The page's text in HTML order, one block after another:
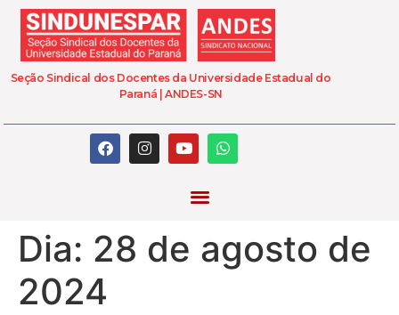
Seção Sindical dos Docentes da Universidade Estadual do
Paraná | ANDES-SN
Dia: 28 de agosto de
2024